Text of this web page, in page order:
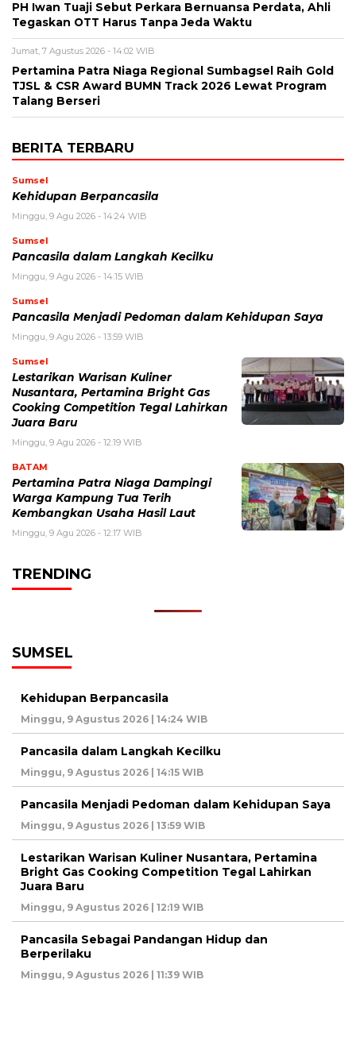
PH Iwan Tuaji Sebut Perkara Bernuansa Perdata, Ahli
Tegaskan OTT Harus Tanpa Jeda Waktu
Jumat, 7 Agustus 2026 - 14:02 WIB
Pertamina Patra Niaga Regional Sumbagsel Raih Gold
TJSL & CSR Award BUMN Track 2026 Lewat Program
Talang Berseri
BERITA TERBARU
Sumsel
Kehidupan Berpancasila
Minggu, 9 Agu 2026 - 14:24 WIB
Sumsel
Pancasila dalam Langkah Kecilku
Minggu, 9 Agu 2026 - 14:15 WIB
Sumsel
Pancasila Menjadi Pedoman dalam Kehidupan Saya
Minggu, 9 Agu 2026 - 13:59 WIB
Sumsel
Lestarikan Warisan Kuliner
Nusantara, Pertamina Bright Gas
Cooking Competition Tegal Lahirkan
Juara Baru
Minggu, 9 Agu 2026 - 12:19 WIB
BATAM
Pertamina Patra Niaga Dampingi
Warga Kampung Tua Terih
Kembangkan Usaha Hasil Laut
Minggu, 9 Agu 2026 - 12:17 WIB
TRENDING
SUMSEL
Kehidupan Berpancasila
Minggu, 9 Agustus 2026 | 14:24 WIB
Pancasila dalam Langkah Kecilku
Minggu, 9 Agustus 2026 | 14:15 WIB
Pancasila Menjadi Pedoman dalam Kehidupan Saya
Minggu, 9 Agustus 2026 | 13:59 WIB
Lestarikan Warisan Kuliner Nusantara, Pertamina
Bright Gas Cooking Competition Tegal Lahirkan
Juara Baru
Minggu, 9 Agustus 2026 | 12:19 WIB
Pancasila Sebagai Pandangan Hidup dan
Berperilaku
Minggu, 9 Agustus 2026 | 11:39 WIB